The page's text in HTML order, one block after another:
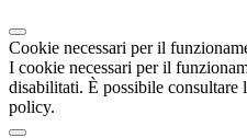
Cookie necessari per il
I cookie necessari per il
disabilitati. È possibile consultare
policy.